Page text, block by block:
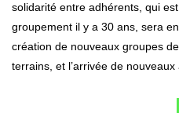
solidarité entre adhérents, qui
groupement il y a 30 ans, sera
création de nouveaux groupes
terrains, et l’arrivée de nouveaux